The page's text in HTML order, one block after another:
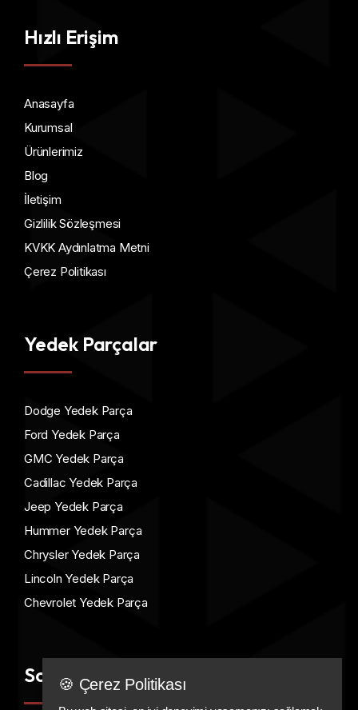
Hızlı Erişim
Anasayfa
Kurumsal
Ürünlerimiz
Blog
İletişim
Gizlilik Sözleşmesi
KVKK Aydınlatma Metni
Çerez Politikası
Yedek Parçalar
Dodge Yedek Parça
Ford Yedek Parça
GMC Yedek Parça
Cadillac Yedek Parça
Jeep Yedek Parça
Hummer Yedek Parça
Chrysler Yedek Parça
Lincoln Yedek Parça
Chevrolet Yedek Parça
Sosyal Medya
🍪 Çerez Politikası